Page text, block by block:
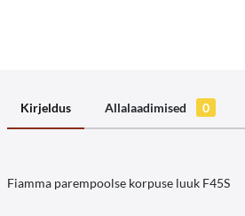
Kirjeldus Allalaadimised 0
Fiamma parempoolse korpuse luuk F45S